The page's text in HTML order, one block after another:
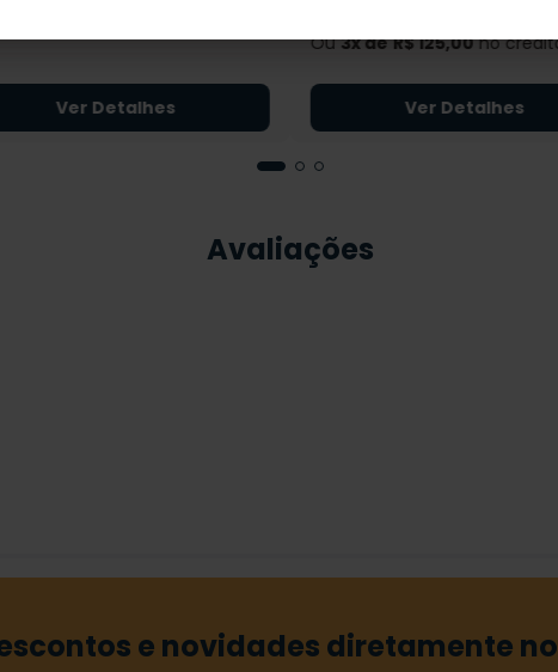
Ver Detalhes
Ou3 R$125,00no
Ver Detalhes
Avaliações
e novidades diretamente